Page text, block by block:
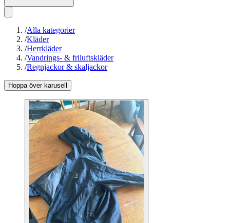
/Alla kategorier
/Kläder
/Herrkläder
/Vandrings- & friluftskläder
/Regnjackor & skaljackor
Hoppa över karusell